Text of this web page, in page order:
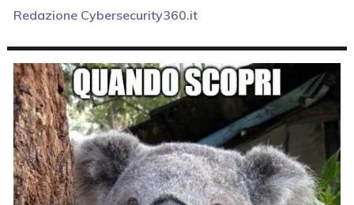
Redazione Cybersecurity360.it